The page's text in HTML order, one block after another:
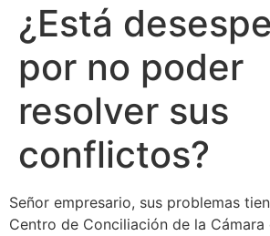
¿Está
por no poder
resolver sus
conflictos?
Señor empresario, sus problemas
Centro de Conciliación de la